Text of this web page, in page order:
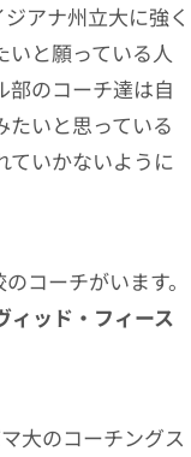
アナ州立大に強く
いと願っている人
部のコーチ達は自
いと思っている
ていかないように
コーチがいます。
ィッド・フィース
大のコーチングス